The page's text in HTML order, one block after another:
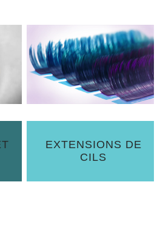
EXTENSIONS DE